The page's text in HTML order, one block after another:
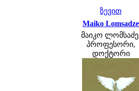
ზევით
Maiko Lomsadze
მაიკო
პროფესორი,
დოქტორი